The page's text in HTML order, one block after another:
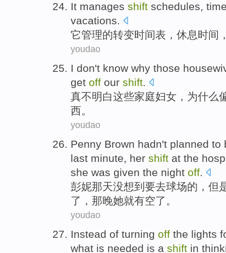
It manages shift schedules,
vacations.
它管理的转变时间表 ， 休息时间
youdao
I don't know why those
get off our shift.
真不明白这些家庭妇女 ， 为什么
西。
youdao
Penny Brown hadn't planned to
last minute, her shift at the
she was given the night off.
彭妮那天没想到 要去球场的， 但
了 ， 那晚她就有空了。
youdao
Instead of turning off the lights
what is needed is a shift in